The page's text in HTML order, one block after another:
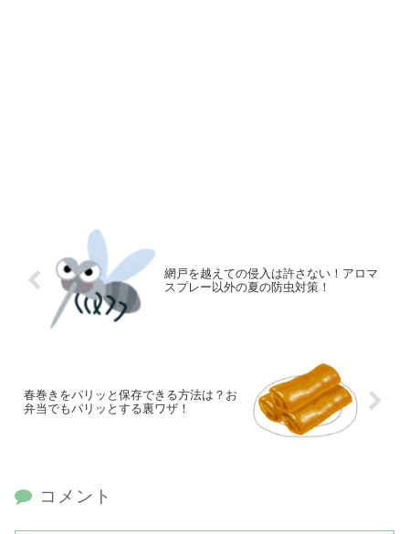
網戸を越えての侵入は許さない！アロマ
スプレー以外の夏の防虫対策！
春巻きをパリッと保存できる方法は？お
弁当でもパリッとする裏ワザ！
コメント